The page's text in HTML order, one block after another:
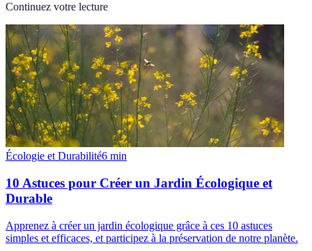
Continuez votre lecture
Écologie et Durabilité6 min
10 Astuces pour Créer un Jardin Écologique et
Durable
Apprenez à créer un jardin écologique grâce à ces 10 astuces
simples et efficaces, et participez à la préservation de notre planète.